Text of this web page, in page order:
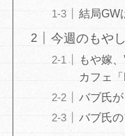
結局GW
今週のもや
もや嫁
カフェ
バブ氏
バブ氏